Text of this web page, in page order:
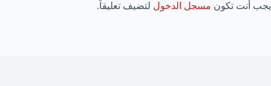
يجب أنت تكون مسجل الدخول لتضيف تعليقاً.